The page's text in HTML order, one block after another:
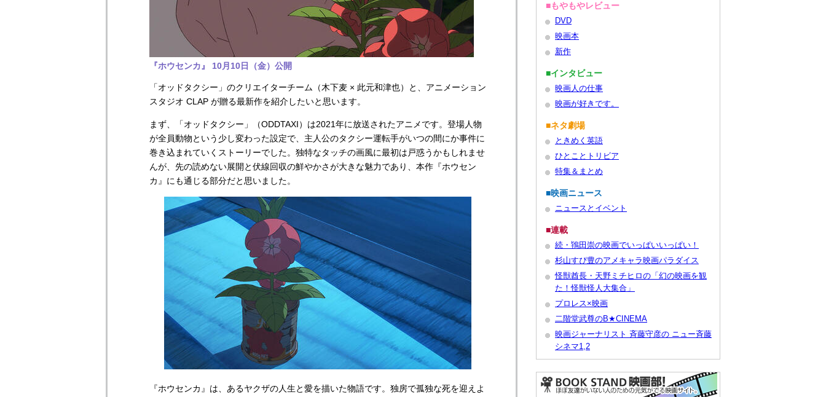
『ホウセンカ』 10月10日（金）公開
「オッドタクシー」のクリエイターチーム（木下麦 × 此元和津也）と、アニメーション
スタジオ CLAP が贈る最新作を紹介したいと思います。
まず、「オッドタクシー」（ODDTAXI）は2021年に放送されたアニメです。登場人物
が全員動物という少し変わった設定で、主人公のタクシー運転手がいつの間にか事件に
巻き込まれていくストーリーでした。独特なタッチの画風に最初は戸惑うかもしれませ
んが、先の読めない展開と伏線回収の鮮やかさが大きな魅力であり、本作『ホウセン
カ』にも通じる部分だと思いました。
『ホウセンカ』は、あるヤクザの人生と愛を描いた物語です。独房で孤独な死を迎えよ
■もやもやレビュー
DVD
映画本
新作
■インタビュー
映画人の仕事
映画が好きです。
■ネタ劇場
ときめく英語
ひとことトリビア
特集＆まとめ
■映画ニュース
ニュースとイベント
■連載
続・鴇田崇の映画でいっぱいいっぱい！
杉山すぴ豊のアメキャラ映画パラダイス
怪獣酋長・天野ミチヒロの「幻の映画を観
た！怪獣怪人大集合」
プロレス×映画
二階堂武尊のB★CINEMA
映画ジャーナリスト 斉藤守彦の ニュー斉藤
シネマ1,2